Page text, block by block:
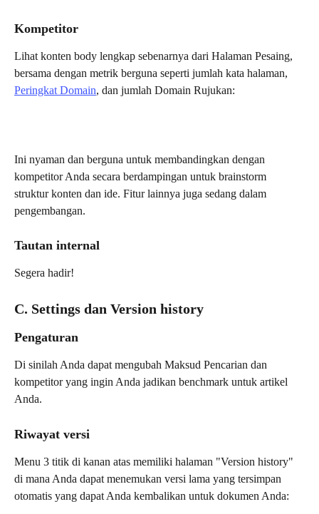
Kompetitor
Lihat konten body lengkap sebenarnya dari Halaman Pesaing,
bersama dengan metrik berguna seperti jumlah kata halaman,
Peringkat Domain, dan jumlah Domain Rujukan:
Ini nyaman dan berguna untuk membandingkan dengan
kompetitor Anda secara berdampingan untuk brainstorm
struktur konten dan ide. Fitur lainnya juga sedang dalam
pengembangan.
Tautan internal
Segera hadir!
C. Settings dan Version history
Pengaturan
Di sinilah Anda dapat mengubah Maksud Pencarian dan
kompetitor yang ingin Anda jadikan benchmark untuk artikel
Anda.
Riwayat versi
Menu 3 titik di kanan atas memiliki halaman "Version history"
di mana Anda dapat menemukan versi lama yang tersimpan
otomatis yang dapat Anda kembalikan untuk dokumen Anda: